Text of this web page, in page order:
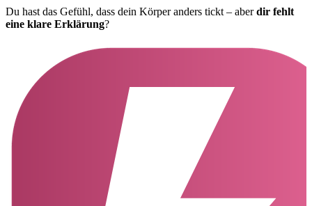
Du hast das Gefühl, dass dein Körper anders tickt – aberdir fehlt
eine klare Erklärung?